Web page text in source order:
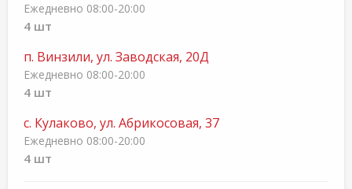
Ежедневно 08:00-20:00
4 шт
п. Винзили, ул. Заводская, 20Д
Ежедневно 08:00-20:00
4 шт
с. Кулаково, ул. Абрикосовая, 37
Ежедневно 08:00-20:00
4 шт